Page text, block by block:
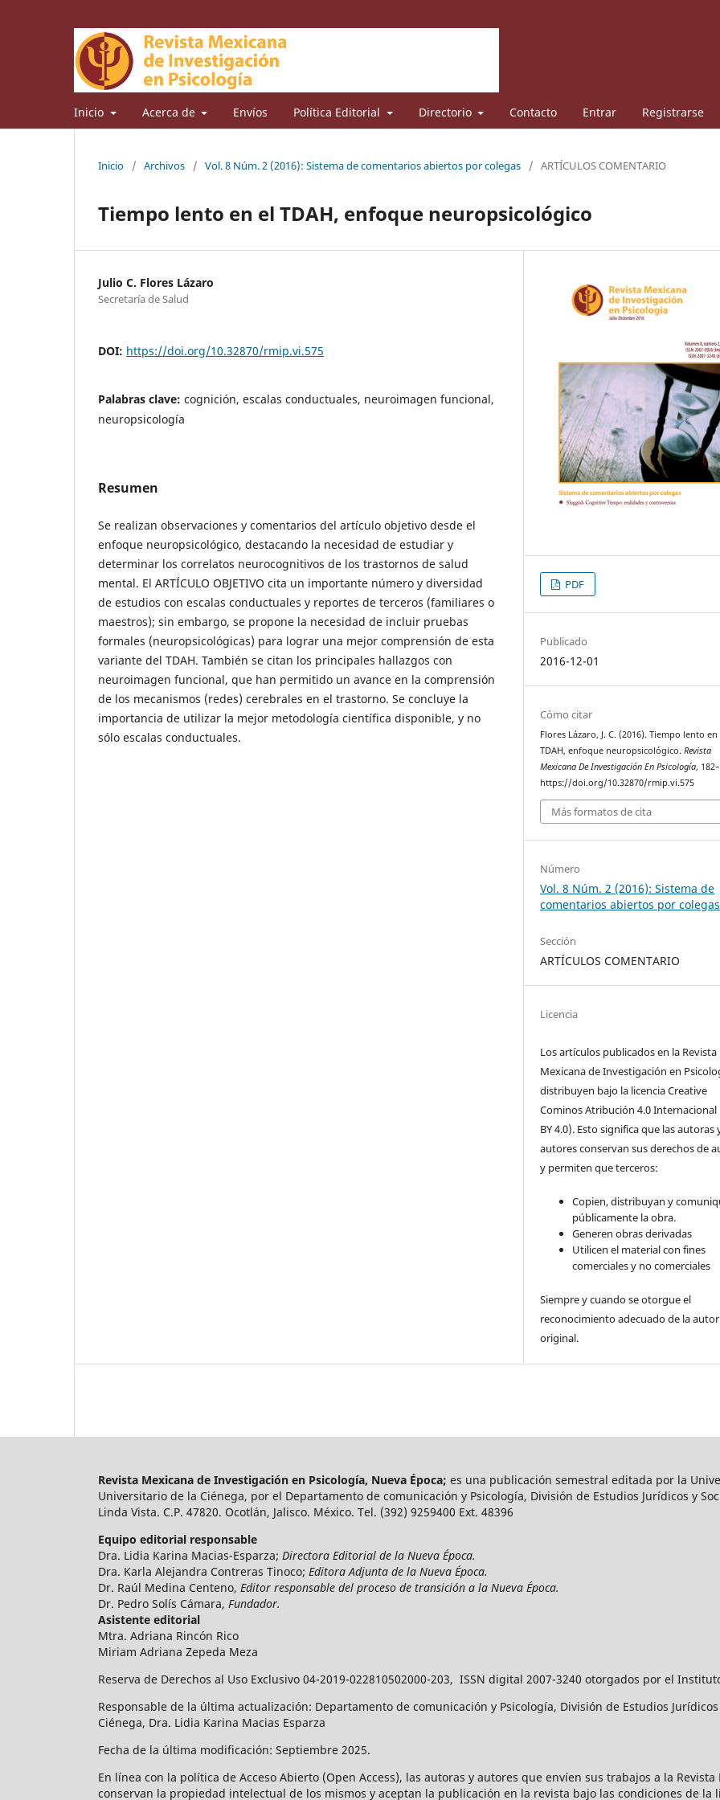
Inicio Acerca de Envíos Política Editorial Directorio Contacto Entrar Registrarse
Inicio / Archivos / Vol. 8 Núm. 2 (2016): Sistema de comentarios abiertos por colegas / ARTÍCULOS COMENTARIO
Tiempo lento en el TDAH, enfoque neuropsicológico
Julio C. Flores Lázaro
Secretaría de Salud
DOI: https://doi.org/10.32870/rmip.vi.575
Palabras clave: cognición, escalas conductuales, neuroimagen funcional,
neuropsicología
Resumen
Se realizan observaciones y comentarios del artículo objetivo desde el
enfoque neuropsicológico, destacando la necesidad de estudiar y
determinar los correlatos neurocognitivos de los trastornos de salud
mental. El ARTÍCULO OBJETIVO cita un importante número y diversidad
de estudios con escalas conductuales y reportes de terceros (familiares o
maestros); sin embargo, se propone la necesidad de incluir pruebas
formales (neuropsicológicas) para lograr una mejor comprensión de esta
variante del TDAH. También se citan los principales hallazgos con
neuroimagen funcional, que han permitido un avance en la comprensión
de los mecanismos (redes) cerebrales en el trastorno. Se concluye la
importancia de utilizar la mejor metodología científica disponible, y no
sólo escalas conductuales.
PDF
Publicado
2016-12-01
Cómo citar
Flores Lázaro, J. C. (2016). Tiempo lento en
TDAH, enfoque neuropsicológico.Revista
Mexicana De Investigación En Psicología,
https://doi.org/10.32870/rmip.vi.575
Más formatos de cita
Número
Vol. 8 Núm. 2 (2016): Sistema de
comentarios abiertos por colegas
Sección
ARTÍCULOS COMENTARIO
Licencia
Los artículos publicados en la Revista
Mexicana de Investigación en
distribuyen bajo la licencia Creative
Cominos Atribución 4.0 Internacional
BY 4.0). Esto significa que las autoras
autores conservan sus derechos de
y permiten que terceros:
Copien, distribuyan y
públicamente la obra.
Generen obras derivadas
Utilicen el material con fines
comerciales y no comerciales
Siempre y cuando se otorgue el
reconocimiento adecuado de la
original.
Revista Mexicana de Investigación en Psicología, Nueva Época; es una publicación semestral editada por la
Universitario de la Ciénega, por el Departamento de comunicación y Psicología, División de Estudios Jurídicos y
Linda Vista. C.P. 47820. Ocotlán, Jalisco. México. Tel. (392) 9259400 Ext. 48396
Equipo editorial responsable
Dra. Lidia Karina Macias-Esparza; Directora Editorial de la Nueva Época.
Dra. Karla Alejandra Contreras Tinoco; Editora Adjunta de la Nueva Época.
Dr. Raúl Medina Centeno, Editor responsable del proceso de transición a la Nueva Época.
Dr. Pedro Solís Cámara, Fundador.
Asistente editorial
Mtra. Adriana Rincón Rico
Miriam Adriana Zepeda Meza
Reserva de Derechos al Uso Exclusivo 04-2019-022810502000-203, ISSN digital 2007-3240 otorgados por el
Responsable de la última actualización: Departamento de comunicación y Psicología, División de Estudios
Ciénega, Dra. Lidia Karina Macias Esparza
Fecha de la última modificación: Septiembre 2025.
En línea con la política de Acceso Abierto (Open Access), las autoras y autores que envíen sus trabajos a la
conservan la propiedad intelectual de los mismos y aceptan la publicación en la revista bajo las condiciones de la